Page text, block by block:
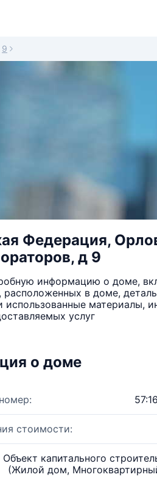
9
Федерация,
д 9
информацию о доме,
в доме,
использованные материалы,
услуг
о доме
стоимости:
Объект капитального
(Жилой дом,